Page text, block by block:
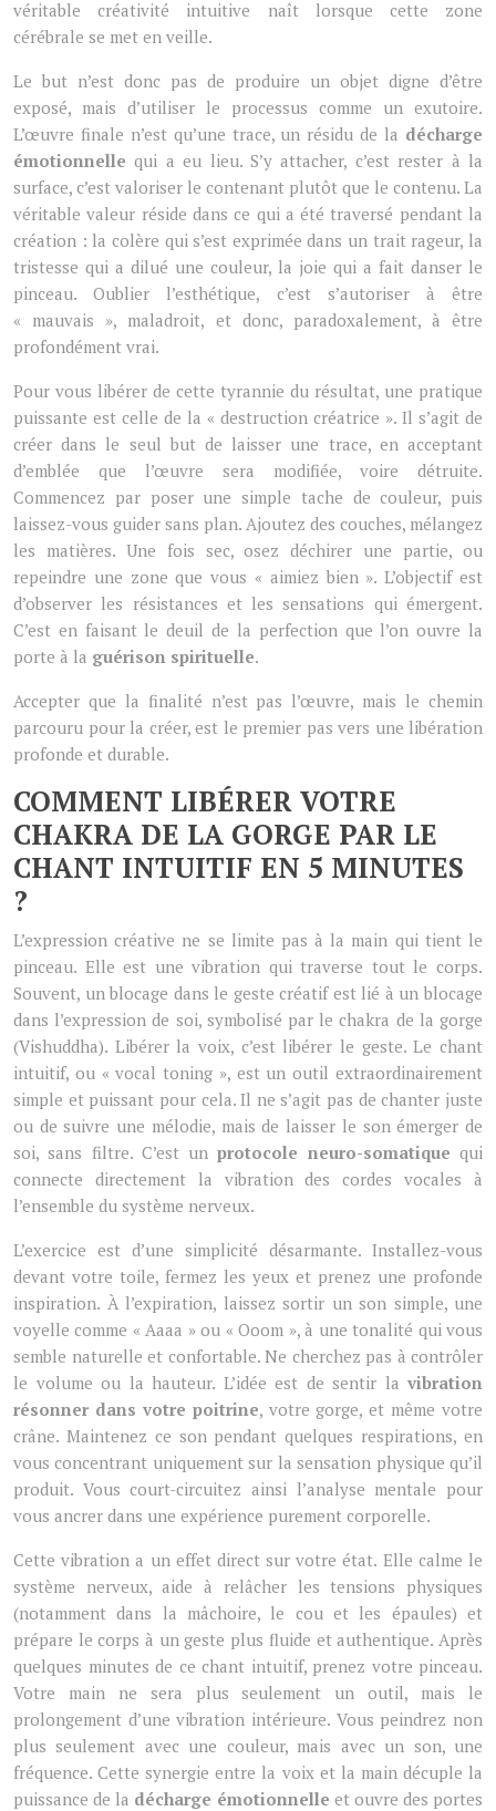
véritable créativité intuitive naît lorsque cette zone
cérébrale se met en veille.
Le but n’est donc pas de produire un objet digne d’être
exposé, mais d’utiliser le processus comme un exutoire.
L’œuvre finale n’est qu’une trace, un résidu de la décharge
émotionnelle qui a eu lieu. S’y attacher, c’est rester à la
surface, c’est valoriser le contenant plutôt que le contenu. La
véritable valeur réside dans ce qui a été traversé pendant la
création : la colère qui s’est exprimée dans un trait rageur, la
tristesse qui a dilué une couleur, la joie qui a fait danser le
pinceau. Oublier l’esthétique, c’est s’autoriser à être
« mauvais », maladroit, et donc, paradoxalement, à être
profondément vrai.
Pour vous libérer de cette tyrannie du résultat, une pratique
puissante est celle de la « destruction créatrice ». Il s’agit de
créer dans le seul but de laisser une trace, en acceptant
d’emblée que l’œuvre sera modifiée, voire détruite.
Commencez par poser une simple tache de couleur, puis
laissez-vous guider sans plan. Ajoutez des couches, mélangez
les matières. Une fois sec, osez déchirer une partie, ou
repeindre une zone que vous « aimiez bien ». L’objectif est
d’observer les résistances et les sensations qui émergent.
C’est en faisant le deuil de la perfection que l’on ouvre la
porte à la guérison spirituelle.
Accepter que la finalité n’est pas l’œuvre, mais le chemin
parcouru pour la créer, est le premier pas vers une libération
profonde et durable.
COMMENT LIBÉRER VOTRE
CHAKRA DE LA GORGE PAR LE
CHANT INTUITIF EN 5 MINUTES
?
L’expression créative ne se limite pas à la main qui tient le
pinceau. Elle est une vibration qui traverse tout le corps.
Souvent, un blocage dans le geste créatif est lié à un blocage
dans l’expression de soi, symbolisé par le chakra de la gorge
(Vishuddha). Libérer la voix, c’est libérer le geste. Le chant
intuitif, ou « vocal toning », est un outil extraordinairement
simple et puissant pour cela. Il ne s’agit pas de chanter juste
ou de suivre une mélodie, mais de laisser le son émerger de
soi, sans filtre. C’est unprotocole neuro-somatique qui
connecte directement la vibration des cordes vocales à
l’ensemble du système nerveux.
L’exercice est d’une simplicité désarmante. Installez-vous
devant votre toile, fermez les yeux et prenez une profonde
inspiration. À l’expiration, laissez sortir un son simple, une
voyelle comme « Aaaa » ou « Ooom », à une tonalité qui vous
semble naturelle et confortable. Ne cherchez pas à contrôler
le volume ou la hauteur. L’idée est de sentir la vibration
résonner dans votre poitrine, votre gorge, et même votre
crâne. Maintenez ce son pendant quelques respirations, en
vous concentrant uniquement sur la sensation physique qu’il
produit. Vous court-circuitez ainsi l’analyse mentale pour
vous ancrer dans une expérience purement corporelle.
Cette vibration a un effet direct sur votre état. Elle calme le
système nerveux, aide à relâcher les tensions physiques
(notamment dans la mâchoire, le cou et les épaules) et
prépare le corps à un geste plus fluide et authentique. Après
quelques minutes de ce chant intuitif, prenez votre pinceau.
Votre main ne sera plus seulement un outil, mais le
prolongement d’une vibration intérieure. Vous peindrez non
plus seulement avec une couleur, mais avec un son, une
fréquence. Cette synergie entre la voix et la main décuple la
puissance de la décharge émotionnelle et ouvre des portes